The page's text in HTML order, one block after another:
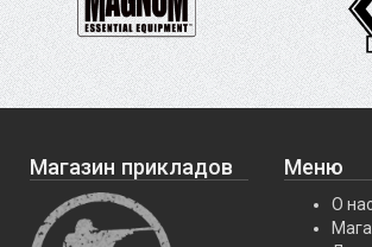
Магазин прикладов Меню
О